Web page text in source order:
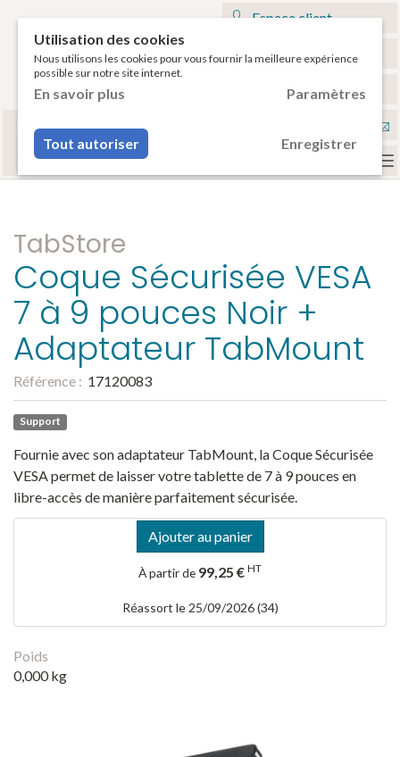
ou votre smartphone pour voir vos accessoires
compatibles.
Espace client
Mon panier
Français
TabStore
Coque Sécurisée VESA
7 à 9 pouces Noir +
Adaptateur TabMount
Référence : 17120083
Support
Fournie avec son adaptateur TabMount, la Coque Sécurisée
VESA permet de laisser votre tablette de 7 à 9 pouces en
libre-accès de manière parfaitement sécurisée.
Ajouter au panier
À partir de 99,25 € HT
Réassort le 25/09/2026 (34)
Poids
0,000 kg
Utilisation des cookies
Nous utilisons les cookies pour vous fournir la meilleure expérience
possible sur notre site internet.
En savoir plus Paramètres
Tout autoriser Enregistrer